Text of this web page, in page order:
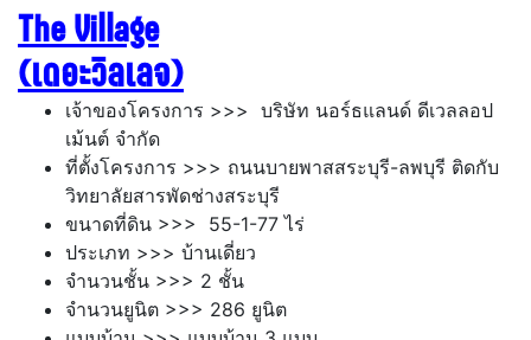
The Village
(เดอะวิลเลจ)
เจ้าของโครงการ >>> บริษัท นอร์ธแลนด์ ดีเวลลอป
เม้นต์ จำกัด
ที่ตั้งโครงการ >>> ถนนบายพาสสระบุรี-ลพบุรี ติดกับ
วิทยาลัยสารพัดช่างสระบุรี
ขนาดที่ดิน >>> 55-1-77 ไร่
ประเภท >>> บ้านเดี่ยว
จำนวนชั้น >>> 2 ชั้น
จำนวนยูนิต >>> 286 ยูนิต